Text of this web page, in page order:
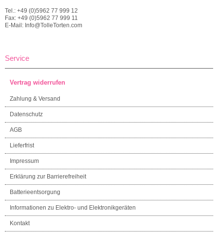
Tel.: +49 (0)5962 77 999 12
Fax: +49 (0)5962 77 999 11
E-Mail: Info@TolleTorten.com
Service
Vertrag widerrufen
Zahlung & Versand
Datenschutz
AGB
Lieferfrist
Impressum
Erklärung zur Barrierefreiheit
Batterieentsorgung
Informationen zu Elektro- und Elektronikgeräten
Kontakt